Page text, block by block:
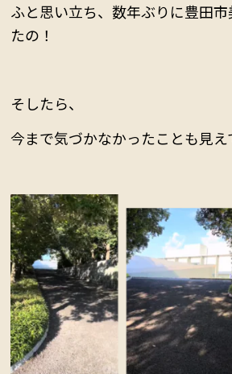
ふと思い立ち、数年ぶりに豊田
たの！
そしたら、
今まで気づかなかったことも見え